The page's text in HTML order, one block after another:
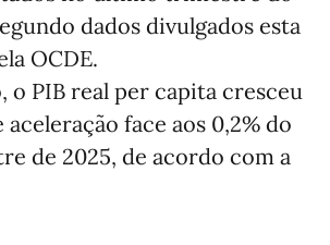
dados divulgados esta
OCDE.
o PIB real per capita cresceu
aceleração face aos 0,2% do
de 2025, de acordo com a